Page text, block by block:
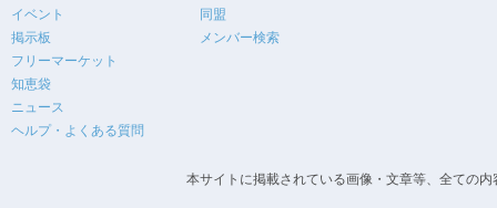
イベント
掲示板
フリーマーケット
知恵袋
ニュース
ヘルプ・よくある質問
同盟
メンバー検索
本サイトに掲載されている画像・文章等、全ての